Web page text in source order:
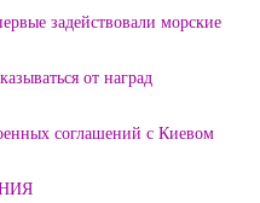
задействовали морские
от наград
соглашений с Киевом